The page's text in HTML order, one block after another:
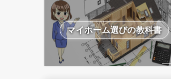
マイホーム選びの教科書